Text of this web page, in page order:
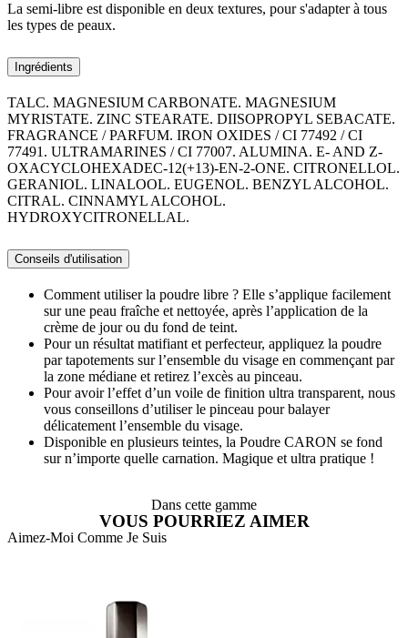
La semi-libre est disponible en deux textures, pour s'adapter à tous
les types de peaux.
Ingrédients
TALC. MAGNESIUM CARBONATE. MAGNESIUM
MYRISTATE. ZINC STEARATE. DIISOPROPYL SEBACATE.
FRAGRANCE / PARFUM. IRON OXIDES / CI 77492 / CI
77491. ULTRAMARINES / CI 77007. ALUMINA. E- AND Z-
OXACYCLOHEXADEC-12(+13)-EN-2-ONE. CITRONELLOL.
GERANIOL. LINALOOL. EUGENOL. BENZYL ALCOHOL.
CITRAL. CINNAMYL ALCOHOL.
HYDROXYCITRONELLAL.
Conseils d'utilisation
Comment utiliser la poudre libre ? Elle s’applique facilement
sur une peau fraîche et nettoyée, après l’application de la
crème de jour ou du fond de teint.
Pour un résultat matifiant et perfecteur, appliquez la poudre
par tapotements sur l’ensemble du visage en commençant par
la zone médiane et retirez l’excès au pinceau.
Pour avoir l’effet d’un voile de finition ultra transparent, nous
vous conseillons d’utiliser le pinceau pour balayer
délicatement l’ensemble du visage.
Disponible en plusieurs teintes, la Poudre CARON se fond
sur n’importe quelle carnation. Magique et ultra pratique !
Dans cette gamme
VOUS POURRIEZ AIMER
Aimez-Moi Comme Je Suis